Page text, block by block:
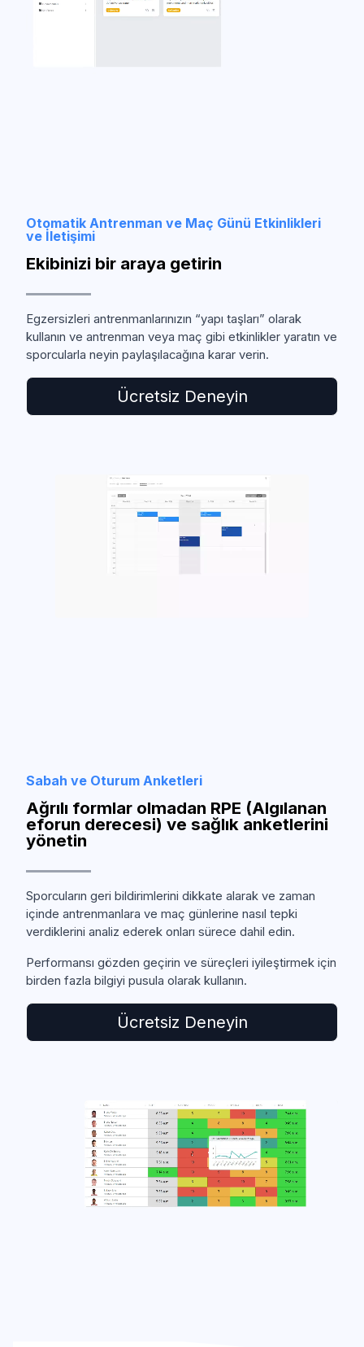
Otomatik Antrenman ve Maç Günü Etkinlikleri
ve İletişimi
Ekibinizi bir araya getirin
Egzersizleri antrenmanlarınızın “yapı taşları” olarak
kullanın ve antrenman veya maç gibi etkinlikler yaratın ve
sporcularla neyin paylaşılacağına karar verin.
Ücretsiz Deneyin
Sabah ve Oturum Anketleri
Ağrılı formlar olmadan RPE (Algılanan
eforun derecesi) ve sağlık anketlerini
yönetin
Sporcuların geri bildirimlerini dikkate alarak ve zaman
içinde antrenmanlara ve maç günlerine nasıl tepki
verdiklerini analiz ederek onları sürece dahil edin.
Performansı gözden geçirin ve süreçleri iyileştirmek için
birden fazla bilgiyi pusula olarak kullanın.
Ücretsiz Deneyin